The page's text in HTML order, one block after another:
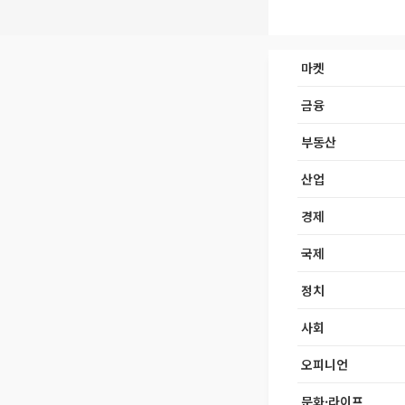
마켓
금융
부동산
산업
경제
국제
정치
사회
오피니언
문화·라이프